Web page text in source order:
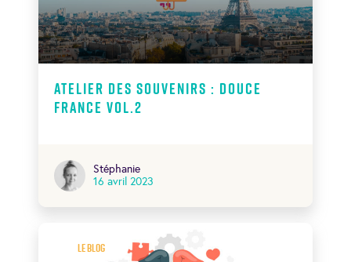
Atelier des souvenirs : Douce
France Vol.2
Stéphanie
16 avril 2023
Le Blog